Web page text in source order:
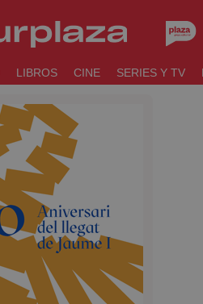
LIBROS CINE SERIES Y TV